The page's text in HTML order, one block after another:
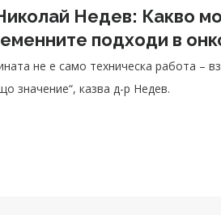
Недев: Какво
подходи в
не е само техническа работа –
значение“, казва д-р Недев.